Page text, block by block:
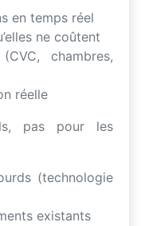
en temps réel
ne coûtent
chambres,
réelle
pas pour les
(technologie
existants